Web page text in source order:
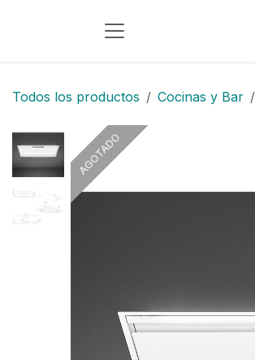
Todos los productos Cocinas y Bar
AGOTADO
AGOTADO